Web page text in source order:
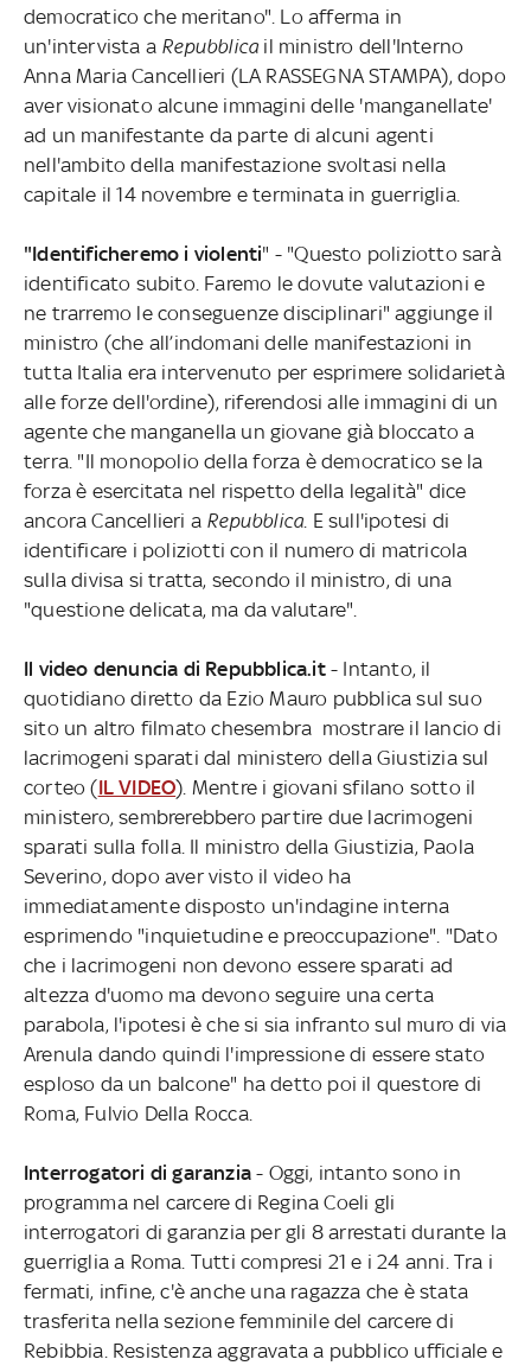
democratico che meritano". Lo afferma in
un'intervista a Repubblicail ministro dell'Interno
Anna Maria Cancellieri (LA RASSEGNA STAMPA), dopo
aver visionato alcune immagini delle 'manganellate'
ad un manifestante da parte di alcuni agenti
nell'ambito della manifestazione svoltasi nella
capitale il 14 novembre e terminata in guerriglia.
"Identificheremo i violenti" - "Questo poliziotto sarà
identificato subito. Faremo le dovute valutazioni e
ne trarremo le conseguenze disciplinari" aggiunge il
ministro (che all’indomani delle manifestazioni in
tutta Italia era intervenuto per esprimere solidarietà
alle forze dell'ordine), riferendosi alle immagini di un
agente che manganella un giovane già bloccato a
terra. "Il monopolio della forza è democratico se la
forza è esercitata nel rispetto della legalità" dice
ancora Cancellieri a Repubblica. E sull'ipotesi di
identificare i poliziotti con il numero di matricola
sulla divisa si tratta, secondo il ministro, di una
"questione delicata, ma da valutare".
Il video denuncia di Repubblica.it- Intanto, il
quotidiano diretto da Ezio Mauro pubblica sul suo
sito un altro filmato chesembra mostrare il lancio di
lacrimogeni sparati dal ministero della Giustizia sul
corteo (IL VIDEO). Mentre i giovani sfilano sotto il
ministero, sembrerebbero partire due lacrimogeni
sparati sulla folla. Il ministro della Giustizia, Paola
Severino, dopo aver visto il video ha
immediatamente disposto un'indagine interna
esprimendo "inquietudine e preoccupazione". "Dato
che i lacrimogeni non devono essere sparati ad
altezza d'uomo ma devono seguire una certa
parabola, l'ipotesi è che si sia infranto sul muro di via
Arenula dando quindi l'impressione di essere stato
esploso da un balcone" ha detto poi il questore di
Roma, Fulvio Della Rocca.
Interrogatori di garanzia- Oggi, intanto sono in
programma nel carcere di Regina Coeli gli
interrogatori di garanzia per gli 8 arrestati durante la
guerriglia a Roma. Tutti compresi 21 e i 24 anni. Tra i
fermati, infine, c'è anche una ragazza che è stata
trasferita nella sezione femminile del carcere di
Rebibbia. Resistenza aggravata a pubblico ufficiale e